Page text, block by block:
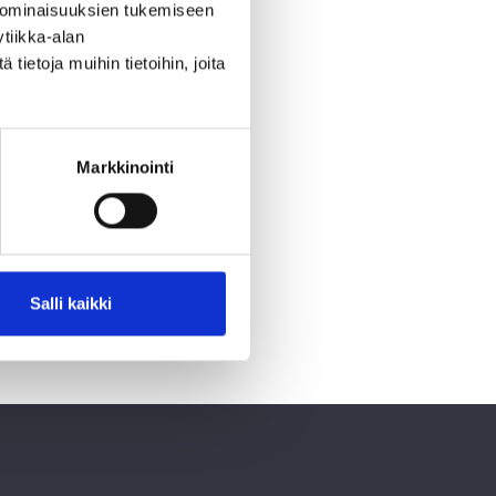
tukemiseen
alan
tietoja muihin tietoihin, joita
Markkinointi
Salli kaikki
osaksi
henkilöstön
omistajana autamme
.